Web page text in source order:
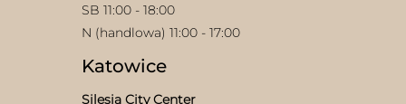
SB 11:00 - 18:00
N (handlowa) 11:00 - 17:00
Katowice
Silesia City Center